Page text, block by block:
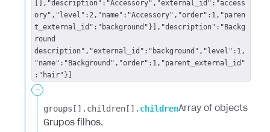
[],"description":"Accessory","external_id":"access
ory","level":2,"name":"Accessory","order":1,"paren
t_external_id":"background"}],"description":"Backg
round
description","external_id":"background","level":1,
"name":"Background","order":1,"parent_external_id"
:"hair"}]
-
groups[].​ children[].​ childrenArray of objects
Grupos filhos.